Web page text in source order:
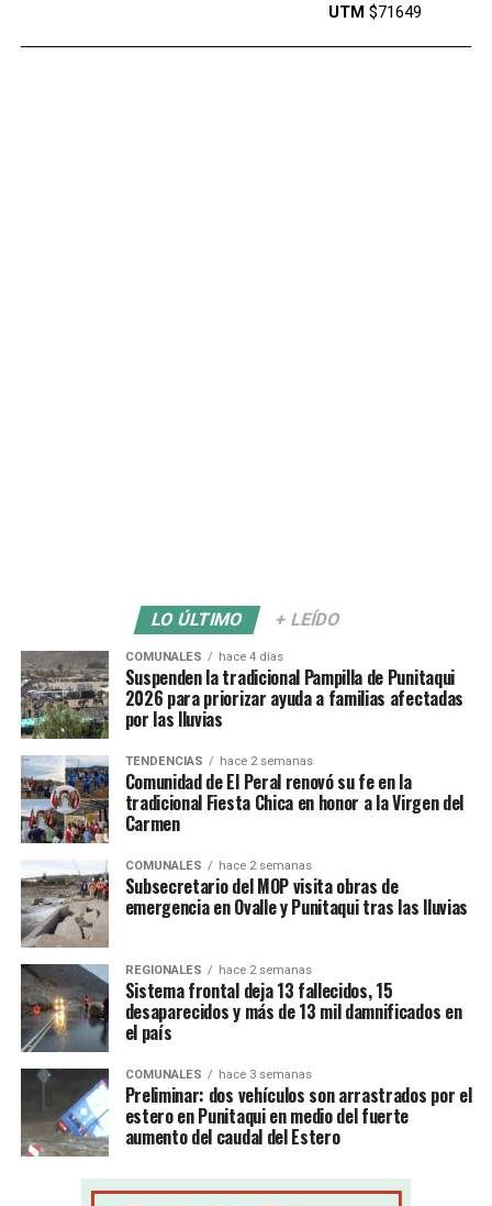
UTM$71649
LO ÚLTIMO + LEÍDO
COMUNALES hace 4 días
Suspenden la tradicional Pampilla de Punitaqui
2026 para priorizar ayuda a familias afectadas
por las lluvias
TENDENCIAS hace 2 semanas
Comunidad de El Peral renovó su fe en la
tradicional Fiesta Chica en honor a la Virgen del
Carmen
COMUNALES hace 2 semanas
Subsecretario del MOP visita obras de
emergencia en Ovalle y Punitaqui tras las lluvias
REGIONALES hace 2 semanas
Sistema frontal deja 13 fallecidos, 15
desaparecidos y más de 13 mil damnificados en
el país
COMUNALES hace 3 semanas
Preliminar: dos vehículos son arrastrados por el
estero en Punitaqui en medio del fuerte
aumento del caudal del Estero